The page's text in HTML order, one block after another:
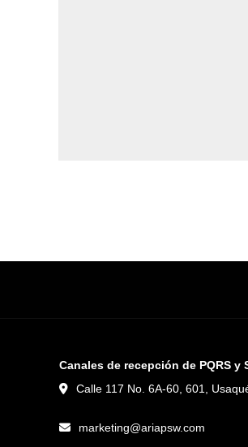
Canales de recepción de PQRS y
Calle 117 No. 6A-60, 601,
marketing@ariapsw.com